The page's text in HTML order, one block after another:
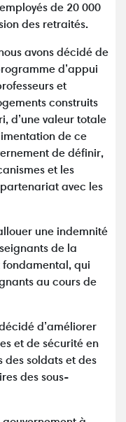
de 20 000
des retraités.
avons décidé de
d’appui
et
construits
d’une valeur totale
de ce
de définir,
et les
avec les
une indemnité
de la
fondamental, qui
au cours de
d’améliorer
et de sécurité en
des soldats et des
des sous-